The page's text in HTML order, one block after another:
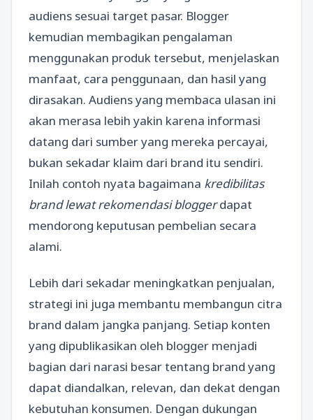
audiens sesuai target pasar. Blogger
kemudian membagikan pengalaman
menggunakan produk tersebut, menjelaskan
manfaat, cara penggunaan, dan hasil yang
dirasakan. Audiens yang membaca ulasan ini
akan merasa lebih yakin karena informasi
datang dari sumber yang mereka percayai,
bukan sekadar klaim dari brand itu sendiri.
Inilah contoh nyata bagaimana kredibilitas
brand lewat rekomendasi bloggerdapat
mendorong keputusan pembelian secara
alami.
Lebih dari sekadar meningkatkan penjualan,
strategi ini juga membantu membangun citra
brand dalam jangka panjang. Setiap konten
yang dipublikasikan oleh blogger menjadi
bagian dari narasi besar tentang brand yang
dapat diandalkan, relevan, dan dekat dengan
kebutuhan konsumen. Dengan dukungan